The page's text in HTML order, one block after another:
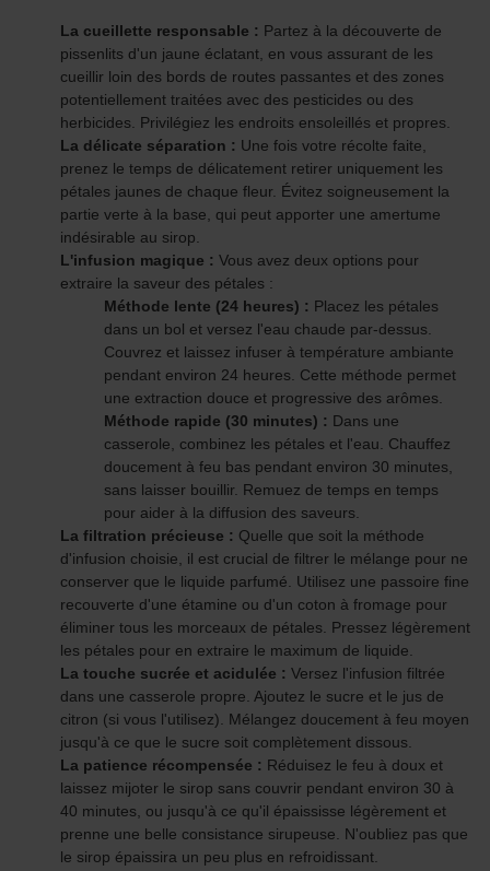
La cueillette responsable : Partez à la découverte de
pissenlits d'un jaune éclatant, en vous assurant de les
cueillir loin des bords de routes passantes et des zones
potentiellement traitées avec des pesticides ou des
herbicides. Privilégiez les endroits ensoleillés et propres.
La délicate séparation : Une fois votre récolte faite,
prenez le temps de délicatement retirer uniquement les
pétales jaunes de chaque fleur. Évitez soigneusement la
partie verte à la base, qui peut apporter une amertume
indésirable au sirop.
L'infusion magique : Vous avez deux options pour
extraire la saveur des pétales :
Méthode lente (24 heures) : Placez les pétales
dans un bol et versez l'eau chaude par-dessus.
Couvrez et laissez infuser à température ambiante
pendant environ 24 heures. Cette méthode permet
une extraction douce et progressive des arômes.
Méthode rapide (30 minutes) : Dans une
casserole, combinez les pétales et l'eau. Chauffez
doucement à feu bas pendant environ 30 minutes,
sans laisser bouillir. Remuez de temps en temps
pour aider à la diffusion des saveurs.
La filtration précieuse : Quelle que soit la méthode
d'infusion choisie, il est crucial de filtrer le mélange pour ne
conserver que le liquide parfumé. Utilisez une passoire fine
recouverte d'une étamine ou d'un coton à fromage pour
éliminer tous les morceaux de pétales. Pressez légèrement
les pétales pour en extraire le maximum de liquide.
La touche sucrée et acidulée : Versez l'infusion filtrée
dans une casserole propre. Ajoutez le sucre et le jus de
citron (si vous l'utilisez). Mélangez doucement à feu moyen
jusqu'à ce que le sucre soit complètement dissous.
La patience récompensée : Réduisez le feu à doux et
laissez mijoter le sirop sans couvrir pendant environ 30 à
40 minutes, ou jusqu'à ce qu'il épaississe légèrement et
prenne une belle consistance sirupeuse. N'oubliez pas que
le sirop épaissira un peu plus en refroidissant.